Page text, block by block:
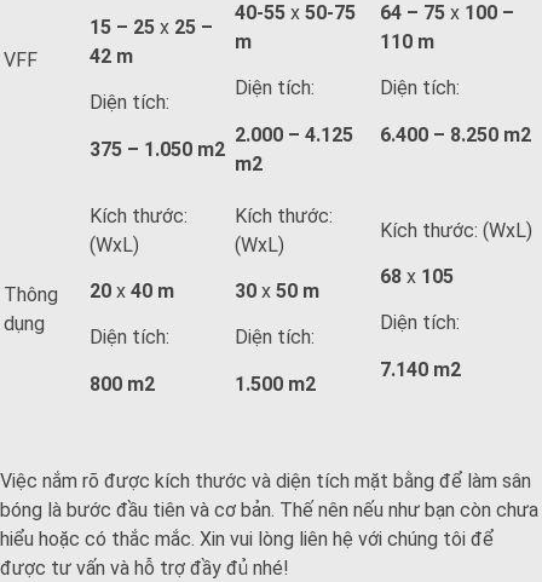
VFF
15 – 25 x 25 –
42 m
Diện tích:
375 – 1.050 m2
40-55 x 50-75
m
Diện tích:
2.000 – 4.125
m2
64 – 75 x 100 –
110 m
Diện tích:
6.400 – 8.250 m2
Thông
dụng
Kích thước:
(WxL)
20 x 40 m
Diện tích:
800 m2
Kích thước:
(WxL)
30 x 50 m
Diện tích:
1.500 m2
Kích thước: (WxL)
68 x 105
Diện tích:
7.140 m2
Việc nắm rõ được kích thước và diện tích mặt bằng để làm sân
bóng là bước đầu tiên và cơ bản. Thế nên nếu như bạn còn chưa
hiểu hoặc có thắc mắc. Xin vui lòng liên hệ với chúng tôi để
được tư vấn và hỗ trợ đầy đủ nhé!